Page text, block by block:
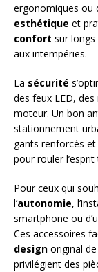
ergonomiques ou
esthétique et
confort sur
aux intempéries.
La sécurité
des feux LED,
moteur. Un bon
stationnement
gants renforcés
pour rouler l’esprit
Pour ceux qui
l’autonomie,
smartphone ou
Ces accessoires
design original
privilégient des